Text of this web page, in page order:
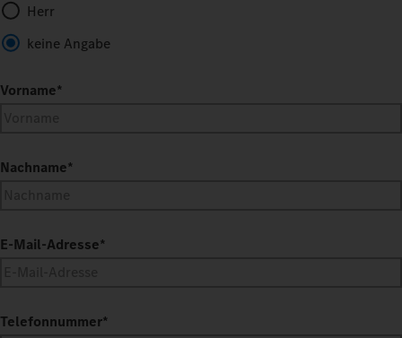
Herr
keine Angabe
Vorname*
Nachname*
E-Mail-Adresse*
Telefonnummer*